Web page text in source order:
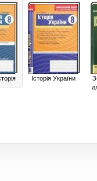
Історія України